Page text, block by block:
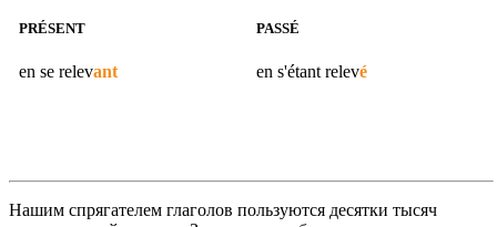
PRÉSENT
en se relevant
PASSÉ
en s'étant relevé
Нашим спрягателем глаголов пользуются десятки тысяч